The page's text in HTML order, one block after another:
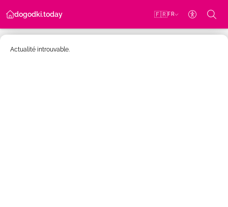
dogodki.today 🇫🇷FR
Actualité introuvable.